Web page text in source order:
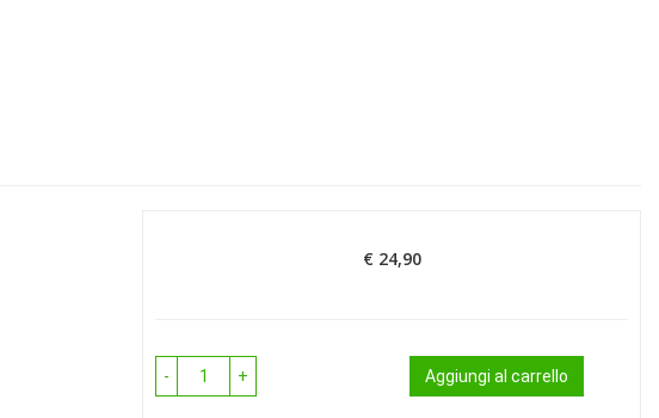
Prezzo
€ 24,90
- + Aggiungi al carrello